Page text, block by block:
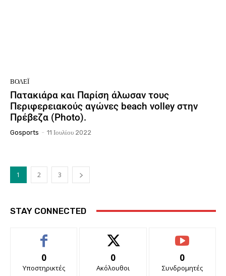
ΒΌΛΕΪ
Πατακιάρα και Παρίση άλωσαν τους
Περιφερειακούς αγώνες beach volley στην
Πρέβεζα (Photo).
Gosports - 11 Ιουλίου 2022
1 2 3
STAY CONNECTED
0
Υποστηρικτές
0
Ακόλουθοι
0
Συνδρομητές